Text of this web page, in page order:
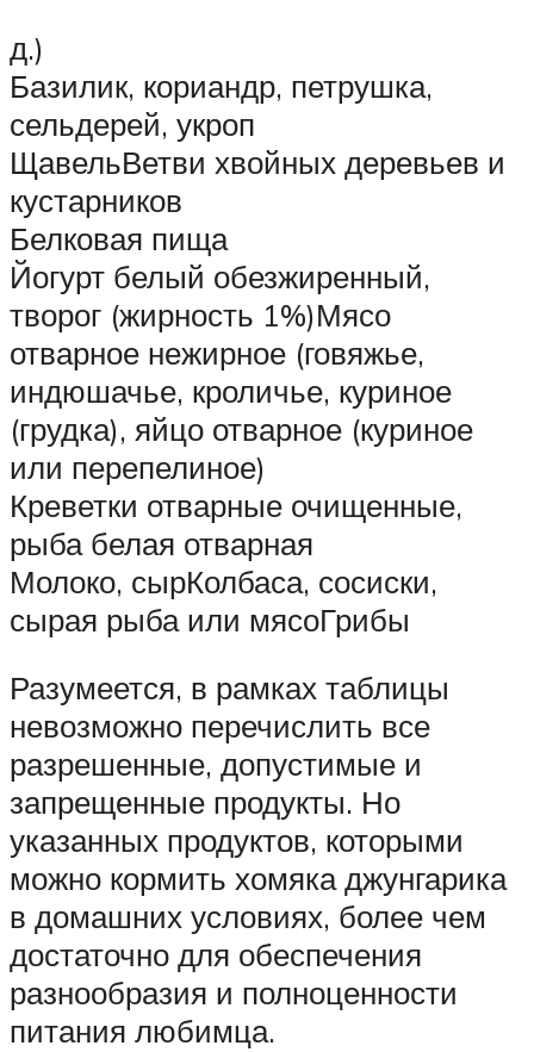
д.)
Базилик, кориандр, петрушка,
сельдерей, укроп
ЩавельВетви хвойных деревьев и
кустарников
Белковая пища
Йогурт белый обезжиренный,
творог (жирность 1%)Мясо
отварное нежирное (говяжье,
индюшачье, кроличье, куриное
(грудка), яйцо отварное (куриное
или перепелиное)
Креветки отварные очищенные,
рыба белая отварная
Молоко, сырКолбаса, сосиски,
сырая рыба или мясоГрибы
Разумеется, в рамках таблицы
невозможно перечислить все
разрешенные, допустимые и
запрещенные продукты. Но
указанных продуктов, которыми
можно кормить хомяка джунгарика
в домашних условиях, более чем
достаточно для обеспечения
разнообразия и полноценности
питания любимца.